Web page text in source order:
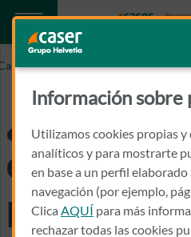
¿Qué es una
¿Qué es
para qué
Información sobre
Utilizamos cookies propias y
analíticos y para mostrarte
en base a un perfil
navegación (por ejemplo,
Clica AQUÍ para más
rechazar todas las cookies